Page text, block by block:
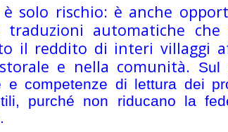
è solo rischio: è anche
traduzioni automatiche
il reddito di interi villaggi
e nella comunità. Sul
e competenze di lettura dei
purché non riducano la